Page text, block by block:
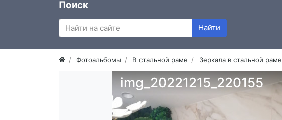
Поиск
Найти
Фотоальбомы В стальной раме Зеркала в стальной раме
img_20221215_220155